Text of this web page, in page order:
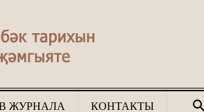
ЖУРНАЛА КОНТАКТЫ